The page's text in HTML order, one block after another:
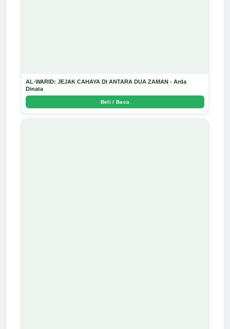
AL-WARID: JEJAK CAHAYA DI ANTARA DUA ZAMAN - Arda
Dinata
Beli / Baca